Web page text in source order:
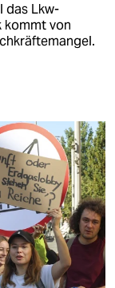
das Lkw-
kommt von